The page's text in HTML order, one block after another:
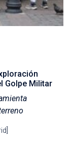
Golpe Militar